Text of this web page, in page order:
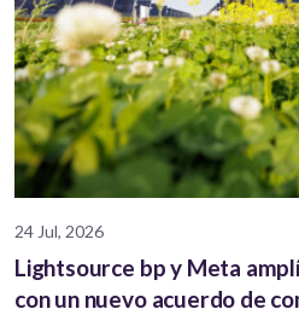
24 Jul, 2026
Lightsource bp y Meta
con un nuevo acuerdo de